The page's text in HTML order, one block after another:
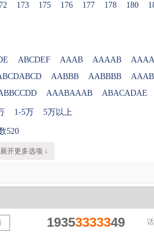
173 175 176 177 178 180
ABCDEF AAAB AAAAB
AABBB AABBBB
AAABAAAB ABACADAE
1-5万 5万以上
520
展开更多选项 ↓
19353333349